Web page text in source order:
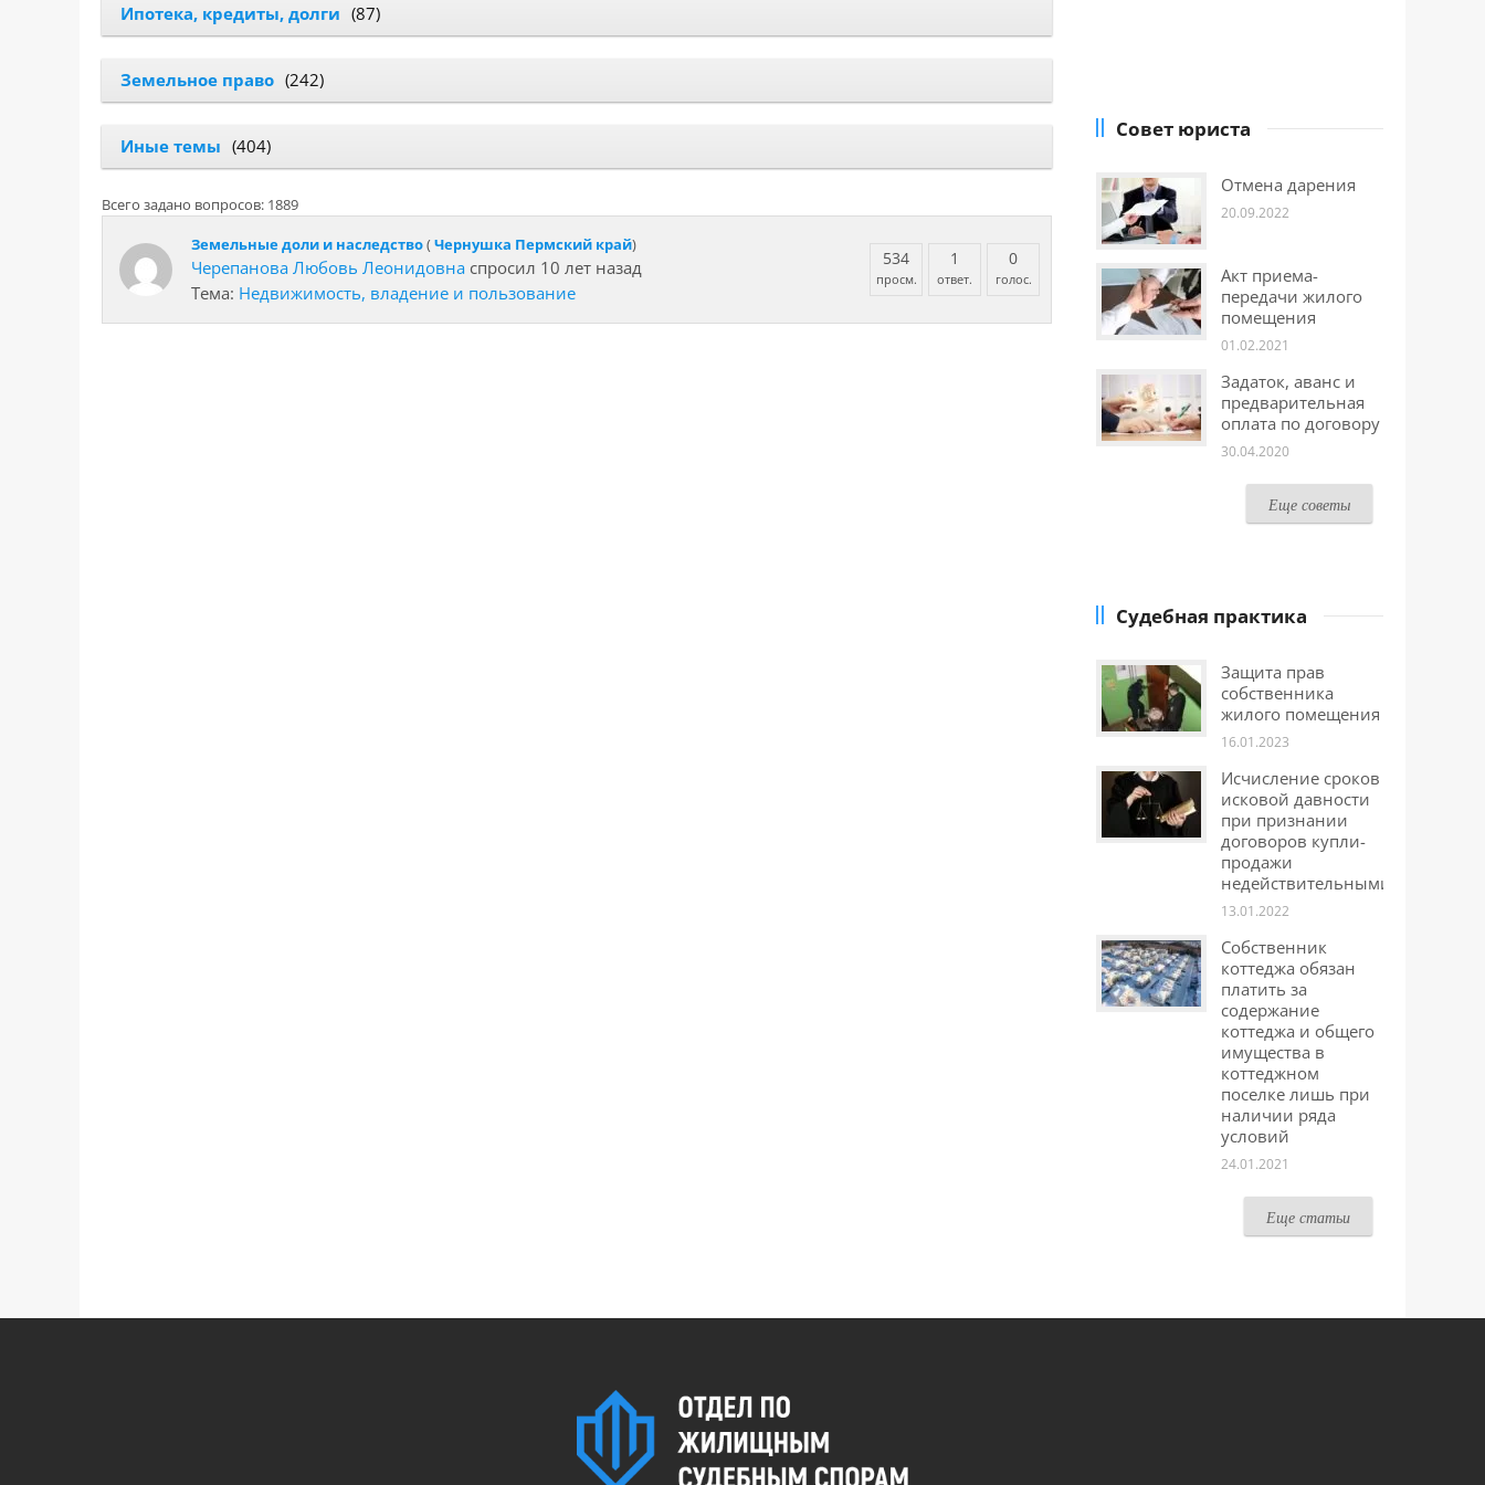
Ипотека, кредиты, долги (87)
Земельное право (242)
Иные темы (404)
Всего задано вопросов: 1889
Земельные доли и наследство(Чернушка Пермский край)
Черепанова Любовь Леонидовна спросил 10 лет назад
Тема: Недвижимость, владение и пользование
534
просм.
1
ответ.
0
голос.
Совет юриста
Отмена дарения
20.09.2022
Акт приема-
передачи жилого
помещения
01.02.2021
Задаток, аванс и
предварительная
оплата по договору
30.04.2020
Еще советы
Судебная практика
Защита прав
собственника
жилого помещения
16.01.2023
Исчисление сроков
исковой давности
при признании
договоров купли-
продажи
недействительными
13.01.2022
Собственник
коттеджа обязан
платить за
содержание
коттеджа и общего
имущества в
коттеджном
поселке лишь при
наличии ряда
условий
24.01.2021
Еще статьи